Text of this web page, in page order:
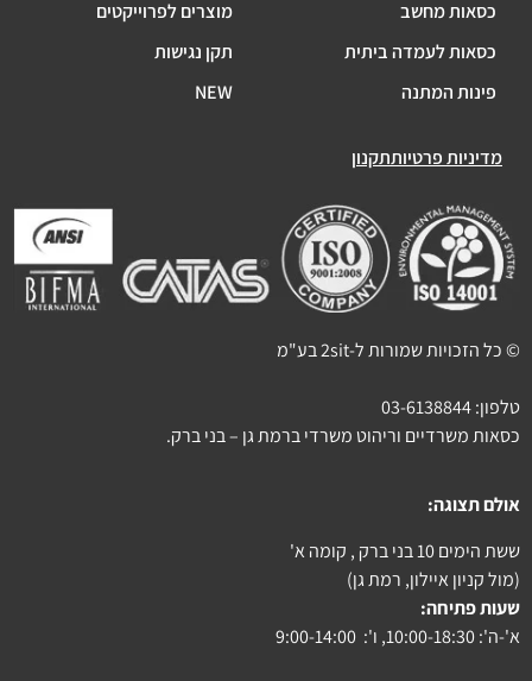
כסאות מחשב
כסאות לעמדה ביתית
פינות המתנה
מוצרים לפרוייקטים
תקן נגישות
NEW
מדיניות פרטיותתקנון
© כל הזכויות שמורות ל-2sit בע"מ
טלפון:03-6138844
כסאות משרדיים וריהוט משרדי ברמת גן – בני ברק.
אולם תצוגה:
ששת הימים 10 בני ברק , קומה א'
(מול קניון איילון, רמת גן)
שעות פתיחה:
א'-ה': 10:00-18:30, ו': 9:00-14:00